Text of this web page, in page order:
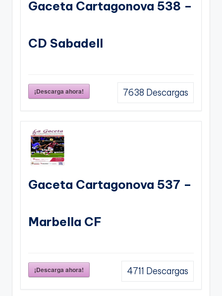
Gaceta Cartagonova 538 –
CD Sabadell
¡Descarga ahora! 7638 Descargas
Gaceta Cartagonova 537 –
Marbella CF
¡Descarga ahora! 4711 Descargas